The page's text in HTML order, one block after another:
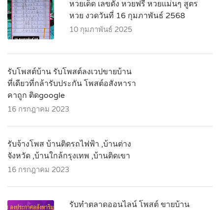
หวยเด็ด เลขดัง หวยฟรี หวยแม่นๆ สูตร
หวย งวดวันที่ 16 กุมภาพันธ์ 2568
10 กุมภาพันธ์ 2025
รับโพสต์บ้าน รับโพสต์ลงเวปขายบ้าน
ที่เดียวที่กล้ารับประกัน โพสต์อสังหารา
คาถูก ติดgoogle
16 กรกฎาคม 2023
รับจ้างโพส บ้านติดรถไฟฟ้า ,บ้านต่าง
จังหวัด ,บ้านใกล้กรุงเทพ ,บ้านติดเขา
16 กรกฎาคม 2023
รับทำตลาดออนไลน์ โพสต์ ขายบ้าน